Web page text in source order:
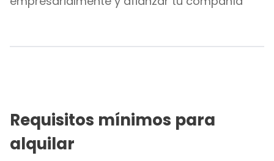
Requisitos mínimos para
alquilar